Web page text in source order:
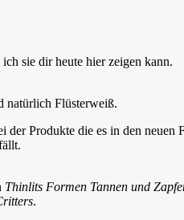
sie dir heute hier zeigen kann.
natürlich Flüsterweiß.
der Produkte die es in den neuen
Thinlits Formen Tannen und
.